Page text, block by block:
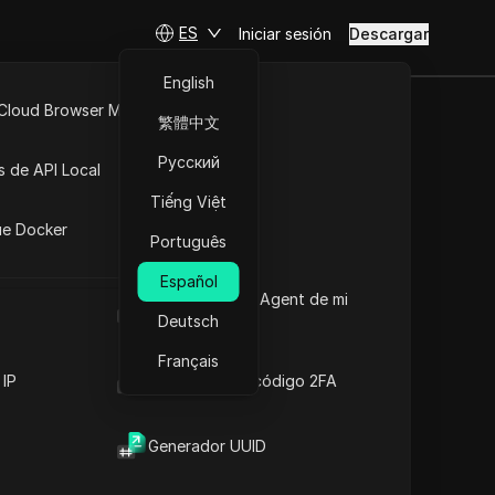
Cuál es el User Agent de mi
navegador
Generador de código 2FA
Generador UUID
Browser MCP
de API Local
Docker
ES
English
繁體中文
Русский
Tiếng Việt
Português
Español
Deutsch
Français
Iniciar sesión Descargar
ni vender
2026.
de Facebook", solución 2026.